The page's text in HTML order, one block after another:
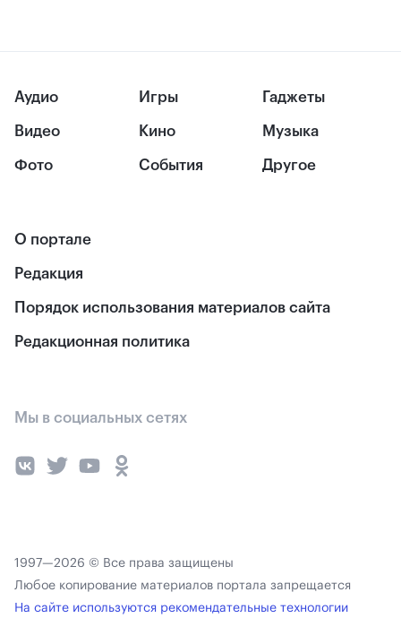
Аудио
Видео
Фото
Игры
Кино
События
Гаджеты
Музыка
Другое
О портале
Редакция
Порядок использования материалов сайта
Редакционная политика
Мы в социальных сетях
1997—2026 © Все права защищены
Любое копирование материалов портала запрещается
На сайте используются рекомендательные технологии